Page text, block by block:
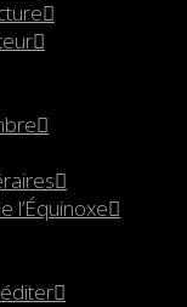
l’Équinoxe